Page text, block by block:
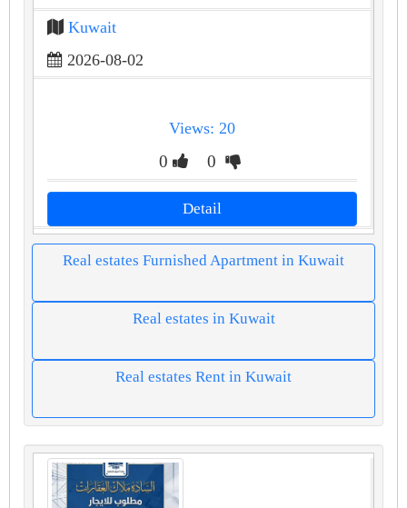
Kuwait
2026-08-02
Views: 20
0 0
Detail
Real estates Furnished Apartment in Kuwait
Real estates in Kuwait
Real estates Rent in Kuwait